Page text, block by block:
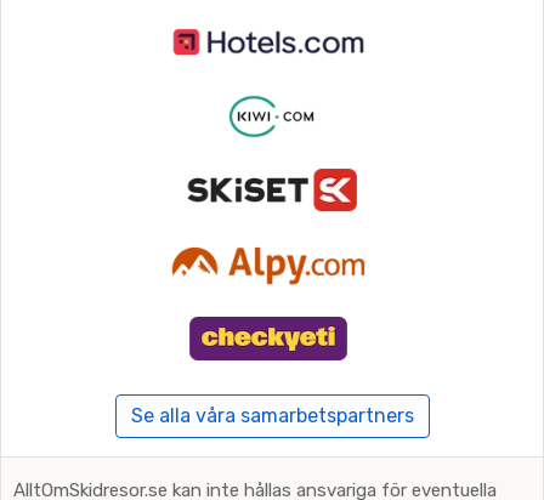
Se alla våra samarbetspartners
AlltOmSkidresor.se kan inte hållas ansvariga för eventuella